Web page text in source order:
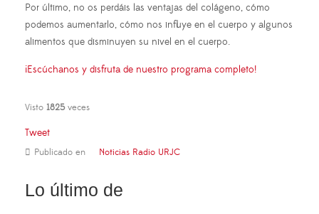
Por último, no os perdáis las ventajas del colágeno, cómo
podemos aumentarlo, cómo nos influye en el cuerpo y algunos
alimentos que disminuyen su nivel en el cuerpo.
¡Escúchanos y disfruta de nuestro programa completo!
Visto 1825veces
Tweet
Publicado en Noticias Radio URJC
Lo último de